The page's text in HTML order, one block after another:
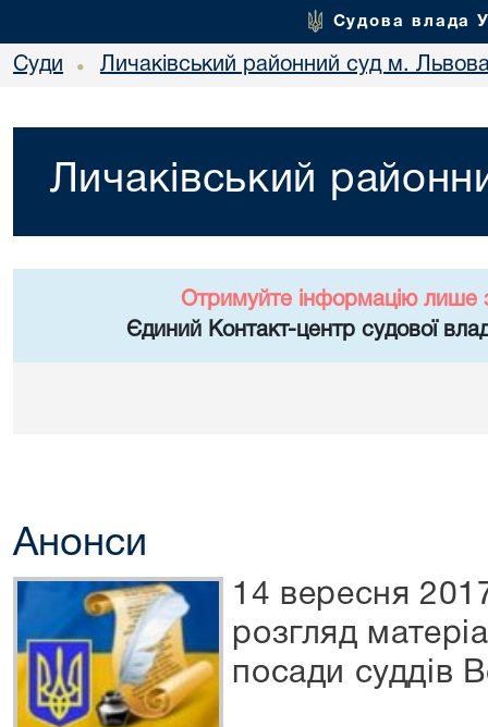
Судова влада
Суди • Личаківський районний суд м.
Личаківський
Отримуйте інформацію лише
Єдиний Контакт-центр судової
Анонси
14 вересня
розгляд
посади суддів